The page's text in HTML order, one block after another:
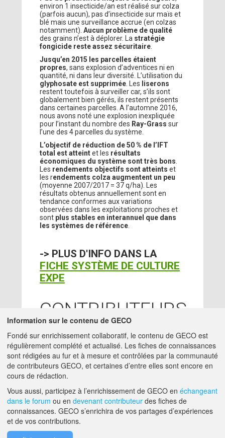
environ 1 insecticide/an est réalisé sur colza
(parfois aucun), pas d’insecticide sur maïs et
blé mais une surveillance accrue (en colzas
notamment).Aucun problème de qualité
des grains n’est à déplorer. La stratégie
fongicide reste assez sécuritaire
Jusqu’en 2015 les parcelles étaient
propres, sans explosion d’adventices ni en
quantité, ni dans leur diversité. L’utilisation du
glyphosate est supprimée . Les liserons
restent toutefois à surveiller car, s’ils sont
globalement bien gérés, ils restent présents
dans certaines parcelles. A l’automne 2016,
nous avons noté une explosion inexpliquée
pour l’instant du nombre des Ray-Grass sur
l’une des 4 parcelles du système.
L’objectif de réduction de 50 % de l’IFT
total est atteintet les résultats
économiques du système sont très bons
Les rendements objectifs sont atteints et
les rendements colza augmentent un peu
(moyenne 2007/2017 = 37 q/ha). Les
résultats obtenus annuellement sont en
tendance conformes aux variations
observées dans les exploitations proches et
sont plus stables en interannuel que dans
les systèmes de référence
-> PLUS D'INFO DANS LA
FICHE SYSTÈME DE CULTURE
EXPE
CONTRIBUTEURS
17/08/2020 LE BARS JORDAN-
ACTA
charge-mission -JORDAN.LE-
BARS@ACTA.ASSO.FR
A PROPOS DE GECO AIDE
F.A.Q.
Information sur le contenu de GECO
Fondé sur enrichissement collaboratif, le contenu de GECO est
régulièrement complété et actualisé. Les fiches de connaissances
sont rédigées au fur et à mesure et contrôlées par la communauté
de contributeurs GECO, et certaines d’entre elles sont encore en
cours de rédaction.
Vous aussi, participez à l’enrichissement de GECO en échangeant
dans le forum ou en devenant contributeur des fiches de
connaissances. GECO s’enrichira de vos partages d’expériences
et de vos contributions.